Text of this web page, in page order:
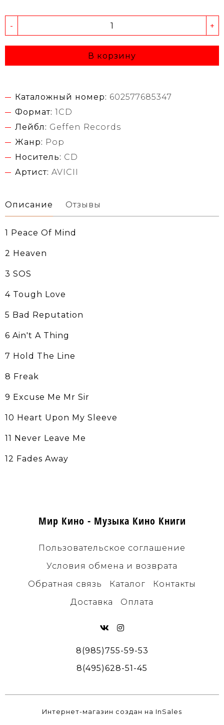
- +
В корзину
Каталожный номер: 602577685347
Формат: 1CD
Лейбл: Geffen Records
Жанр: Pop
Носитель: CD
Артист: AVICII
Описание Отзывы
1 Peace Of Mind
2 Heaven
3 SOS
4 Tough Love
5 Bad Reputation
6 Ain't A Thing
7 Hold The Line
8 Freak
9 Excuse Me Mr Sir
10 Heart Upon My Sleeve
11 Never Leave Me
12 Fades Away
Мир Кино - Музыка Кино Книги
Пользовательское соглашение
Условия обмена и возврата
Обратная связь
Каталог
Контакты
Доставка
Оплата
8(985)755-59-53
8(495)628-51-45
Интернет-магазин создан на InSales